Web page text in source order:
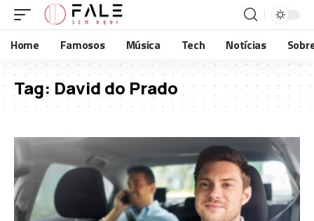
Home Famosos Música Tech Notícias
Tag: David do Prado